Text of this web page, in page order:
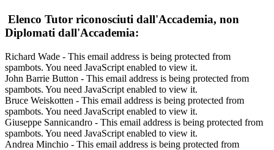
Elenco Tutor riconosciuti dall'Accademia, non
Diplomati dall'Accademia:
Richard Wade - This email address is being protected from
spambots. You need JavaScript enabled to view it.
John Barrie Button - This email address is being protected from
spambots. You need JavaScript enabled to view it.
Bruce Weiskotten - This email address is being protected from
spambots. You need JavaScript enabled to view it.
Giuseppe Sannicandro - This email address is being protected from
spambots. You need JavaScript enabled to view it.
Andrea Minchio - This email address is being protected from